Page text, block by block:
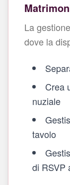
La
dove la
Crea
nuziale
tavolo
di RSVP